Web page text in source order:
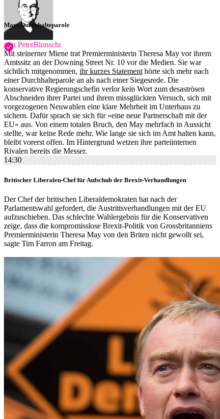
Mays Durchhalteparole
von PeterBlunschi
Mit steinerner Miene trat Premierministerin Theresa May vor ihrem
Amtssitz an der Downing Street Nr. 10 vor die Medien. Sie war
sichtlich mitgenommen, ihr kurzes Statement hörte sich mehr nach
einer Durchhalteparole an als nach einer Siegesrede. Die
konservative Regierungschefin verlor kein Wort zum desaströsen
Abschneiden ihrer Partei und ihrem missglückten Versuch, sich mit
vorgezogenen Neuwahlen eine klare Mehrheit im Unterhaus zu
sichern. Dafür sprach sie sich für «eine neue Partnerschaft mit der
EU» aus. Von einem totalen Bruch, den May mehrfach in Aussicht
stellte, war keine Rede mehr. Wie lange sie sich im Amt halten kann,
bleibt vorerst offen. Im Hintergrund wetzen ihre parteiinternen
Rivalen bereits die Messer.
14:30
Britischer Liberalen-Chef für Aufschub der Brexit-Verhandlungen
Der Chef der britischen Liberaldemokraten hat nach der
Parlamentswahl gefordert, die Austrittsverhandlungen mit der EU
aufzuschieben. Das schlechte Wahlergebnis für die Konservativen
zeige, dass die kompromisslose Brexit-Politik von Grossbritanniens
Premierministerin Theresa May von den Briten nicht gewollt sei,
sagte Tim Farron am Freitag.